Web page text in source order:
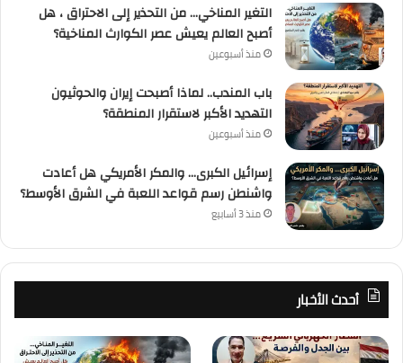
التغير المناخي… من التحذير إلى الاحتراق ، هل
أصبح العالم يعيش عصر الكوارث المناخية؟
منذ أسبوعين
باب المندب.. لماذا أصبحت إيران والحوثيون
التهديد الأكبر لاستقرار المنطقة؟
منذ أسبوعين
إسرائيل الكبرى… والمكر الأمريكي هل أعادت
واشنطن رسم قواعد اللعبة في الشرق الأوسط؟
منذ 3 أسابيع
أحدث الأخبار